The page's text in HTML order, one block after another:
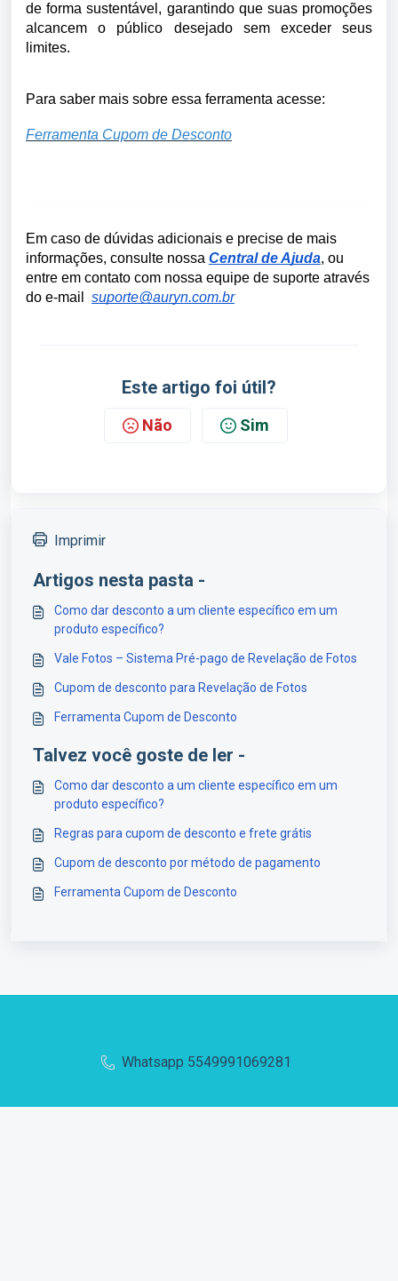
de forma sustentável, garantindo que suas promoções
alcancem o público desejado sem exceder seus
limites.
Para saber mais sobre essa ferramenta acesse:
Ferramenta Cupom de Desconto
Em caso de dúvidas adicionais e precise de mais
informações, consulte nossa Central de Ajuda, ou
entre em contato com nossa equipe de suporte através
do e-mail suporte@auryn.com.br
Este artigo foi útil?
Não Sim
Imprimir
Artigos nesta pasta -
Como dar desconto a um cliente específico em um
produto específico?
Vale Fotos – Sistema Pré-pago de Revelação de Fotos
Cupom de desconto para Revelação de Fotos
Ferramenta Cupom de Desconto
Talvez você goste de ler -
Como dar desconto a um cliente específico em um
produto específico?
Regras para cupom de desconto e frete grátis
Cupom de desconto por método de pagamento
Ferramenta Cupom de Desconto
Whatsapp 5549991069281